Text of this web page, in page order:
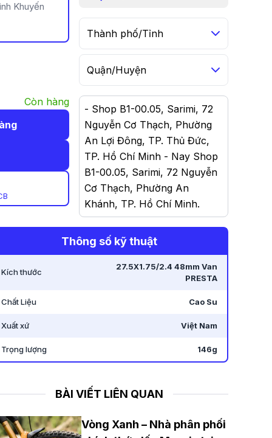
Khuyến
Còn hàng
Thành phố/Tỉnh
Quận/Huyện
- Shop B1-00.05, Sarimi, 72
Nguyễn Cơ Thạch, Phường
An Lợi Đông, TP. Thủ Đức,
TP. Hồ Chí Minh - Nay Shop
B1-00.05, Sarimi, 72 Nguyễn
Cơ Thạch, Phường An
Khánh, TP. Hồ Chí Minh.
585 Nguyễn Duy Trinh,
Phường Bình Trưng Đông,
TP. Thủ Đức, TP. Hồ Chí
Minh - Nay 585 Nguyễn Duy
Trinh, Phường Bình Trưng,
63C Võ Thị Sáu, Phường 6,
Quận 3, TP. Hồ Chí Minh -
Võ Thị Sáu, TP. Hồ Chí Minh
-458 Nguyễn Thị Thập,
Thông số kỹ thuật
Kích thước
27.5X1.75/2.4 48mm Van
PRESTA
Chất Liệu Cao Su
Xuất xứ Việt Nam
Trọng lượng 146g
BÀI VIẾT LIÊN QUAN
Vòng Xanh – Nhà phân phối